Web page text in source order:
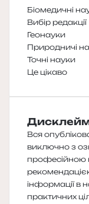
Біомедичні
Вибір редакції
Геонауки
Природничі
Точні науки
Це цікаво
Вся
виключно з
професійною
інформації в
практичних